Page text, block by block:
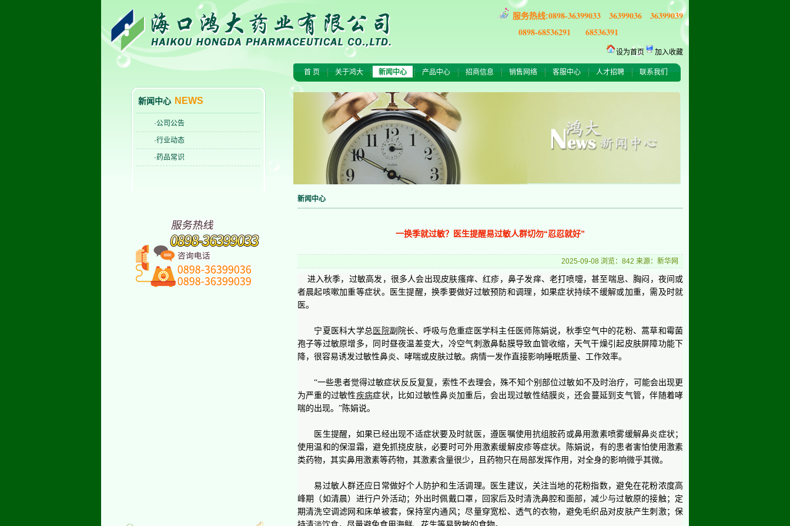
服务热线:0898-36399033 36399036 36399039
0898-68536291 68536391
设为首页 加入收藏
新闻中心 NEWS
·公司公告
·行业动态
·药品常识
首 页 关于鸿大 新闻中心 产品中心 招商信息 销售网络 客服中心 人才招聘 联系我们
新闻中心
一换季就过敏？医生提醒易过敏人群切勿“忍忍就好”
2025-09-08 浏览：842 来源：新华网
进入秋季，过敏高发，很多人会出现皮肤瘙痒、红疹，鼻子发痒、老打喷嚏，甚至喘息、胸闷，夜间或
者晨起咳嗽加重等症状。医生提醒，换季要做好过敏预防和调理，如果症状持续不缓解或加重，需及时就
医。
宁夏医科大学总 医院副院长、呼吸与危重症医学科主任医师陈娟说，秋季空气中的花粉、蒿草和霉菌
孢子等过敏原增多，同时昼夜温差变大，冷空气刺激鼻黏膜导致血管收缩，天气干燥引起皮肤屏障功能下
降，很容易诱发过敏性鼻炎、哮喘或皮肤过敏。病情一发作直接影响睡眠质量、工作效率。
“一些患者觉得过敏症状反反复复，索性不去理会，殊不知个别部位过敏如不及时治疗，可能会出现更
为严重的过敏性疾病症状，比如过敏性鼻炎加重后，会出现过敏性结膜炎，还会蔓延到支气管，伴随着哮
喘的出现。”陈娟说。
医生提醒，如果已经出现不适症状要及时就医，遵医嘱使用抗组胺药或鼻用激素喷雾缓解鼻炎症状；
使用温和的保湿霜，避免抓挠皮肤，必要时可外用激素缓解皮疹等症状。陈娟说，有的患者害怕使用激素
类药物，其实鼻用激素等药物，其激素含量很少，且药物只在局部发挥作用，对全身的影响微乎其微。
易过敏人群还应日常做好个人防护和生活调理。医生建议，关注当地的花粉指数，避免在花粉浓度高
峰期（如清晨）进行户外活动；外出时佩戴口罩，回家后及时清洗鼻腔和面部，减少与过敏原的接触；定
期清洗空调滤网和床单被套，保持室内通风；尽量穿宽松、透气的衣物，避免毛织品对皮肤产生刺激；保